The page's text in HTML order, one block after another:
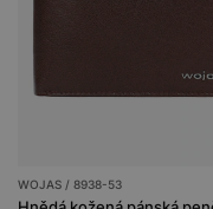
WOJAS / 8938-53